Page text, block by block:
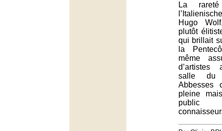
La
Hugo
plutôt
qui brillait
la
même
d’artistes
salle du
Abbesses
pleine
public